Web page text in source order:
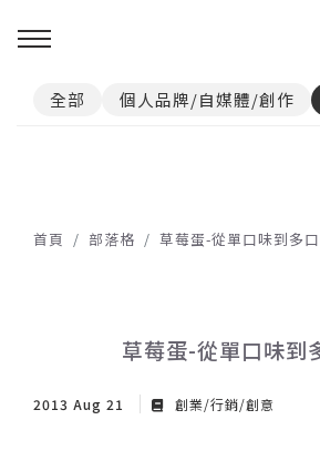
全部 個人品牌/自媒體/創作
首頁 部落格 草莓蛋-從單口味到多
草莓蛋-從單口味到
2013 Aug 21 創業/行銷/創意